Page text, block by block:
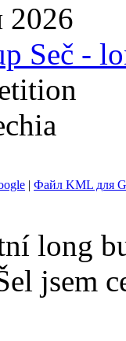
2026
Seč -
| Файл KML для
long
jsem